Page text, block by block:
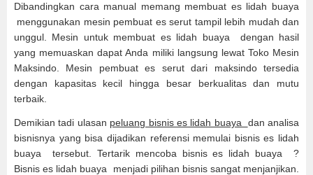
Dibandingkan cara manual memang membuat es lidah buaya
menggunakan mesin pembuat es serut tampil lebih mudah dan
unggul. Mesin untuk membuat es lidah buaya dengan hasil
yang memuaskan dapat Anda miliki langsung lewat Toko Mesin
Maksindo. Mesin pembuat es serut dari maksindo tersedia
dengan kapasitas kecil hingga besar berkualitas dan mutu
terbaik.
Demikian tadi ulasan peluang bisnis es lidah buaya dan analisa
bisnisnya yang bisa dijadikan referensi memulai bisnis es lidah
buaya tersebut. Tertarik mencoba bisnis es lidah buaya ?
Bisnis es lidah buaya menjadi pilihan bisnis sangat menjanjikan.